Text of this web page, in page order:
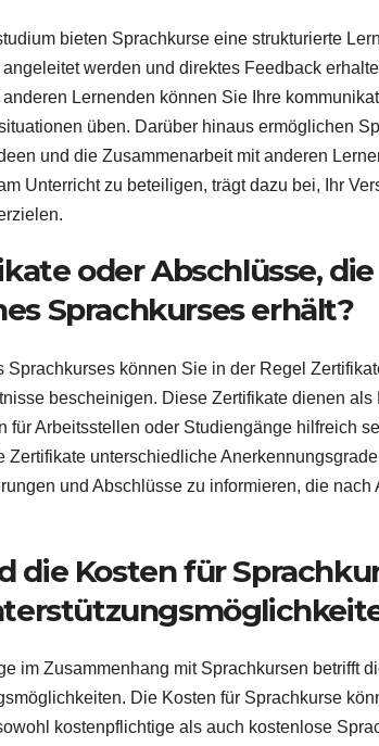
bieten Sprachkurse eine strukturierte
werden und direktes Feedback
Lernenden können Sie Ihre
üben. Darüber hinaus ermöglichen
und die Zusammenarbeit mit anderen
Unterricht zu beteiligen, trägt dazu bei, Ihr
oder Abschlüsse,
Sprachkurses erhält?
Sprachkurses können Sie in der Regel
bescheinigen. Diese Zertifikate dienen
für Arbeitsstellen oder Studiengänge hilfreich
Zertifikate unterschiedliche
und Abschlüsse zu informieren, die
die Kosten für
im Zusammenhang mit Sprachkursen betrifft
Die Kosten für Sprachkurse
kostenpflichtige als auch kostenlose